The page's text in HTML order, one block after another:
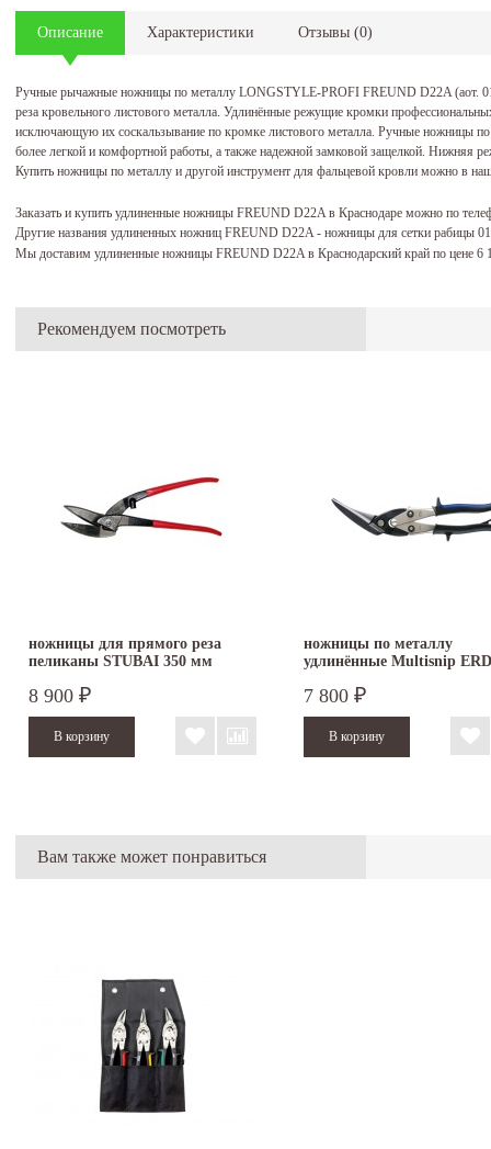
Описание Характеристики Отзывы (0)
Ручные рычажные ножницы по металлу LONGSTYLE-PROFI FREUND D22A (аот.
реза кровельного листового металла. Удлинённые режущие кромки
исключающую их соскальзывание по кромке листового металла. Ручные ножницы
более легкой и комфортной работы, а также надежной замковой защелкой. Нижняя
Купить ножницы по металлу и другой инструмент для фальцевой кровли можно в
Заказать и купить удлиненные ножницы FREUND D22A в Краснодаре можно по
Другие названия удлиненных ножниц FREUND D22A - ножницы для сетки рабицы
Мы доставим удлиненные ножницы FREUND D22A в Краснодарский край по цене 6
Рекомендуем посмотреть
ножницы для прямого реза
пеликаны STUBAI 350 мм
8 900 ₽
ножницы по металлу
удлинённые Multisnip
7 800 ₽
Вам также может понравиться